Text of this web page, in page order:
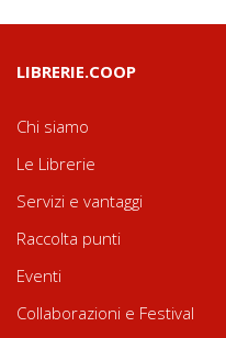
LIBRERIE.COOP
Chi siamo
Le Librerie
Servizi e vantaggi
Raccolta punti
Eventi
Collaborazioni e Festival